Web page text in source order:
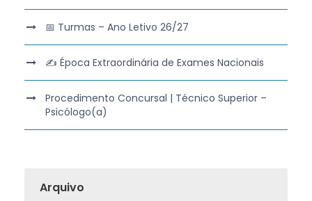
📅 Turmas – Ano Letivo 26/27
✍️ Época Extraordinária de Exames Nacionais
Procedimento Concursal | Técnico Superior –
Psicólogo(a)
Arquivo